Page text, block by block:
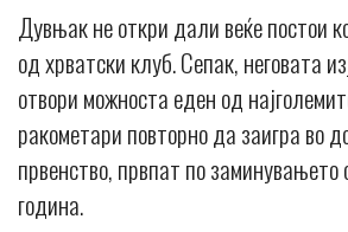
Дувњак не откри дали веќе постои
од хрватски клуб. Сепак, неговата
отвори можноста еден од
ракометари повторно да заигра во
првенство, првпат по
година.